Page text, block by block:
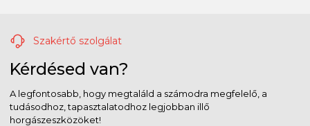
Szakértő szolgálat
Kérdésed van?
A legfontosabb, hogy megtaláld a számodra megfelelő, a
tudásodhoz, tapasztalatodhoz legjobban illő
horgászeszközöket!